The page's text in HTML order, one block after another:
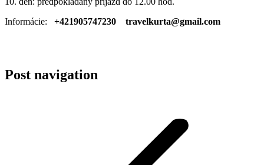
Informácie: +421905747230 travelkurta@gmail.com
Post navigation